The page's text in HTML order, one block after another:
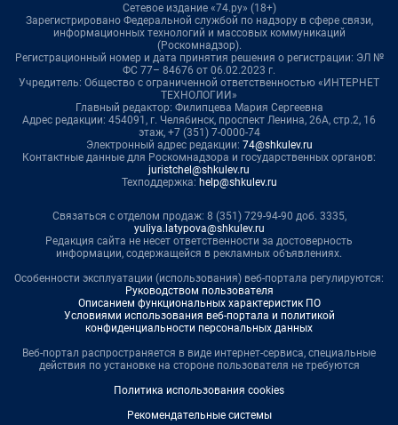
Сетевое издание «74.ру» (18+)
Зарегистрировано Федеральной службой по надзору в сфере связи,
информационных технологий и массовых коммуникаций
(Роскомнадзор).
Регистрационный номер и дата принятия решения о регистрации: ЭЛ №
ФС 77– 84676 от 06.02.2023 г.
Учредитель: Общество с ограниченной ответственностью «ИНТЕРНЕТ
ТЕХНОЛОГИИ»
Главный редактор: Филипцева Мария Сергеевна
Адрес редакции: 454091, г. Челябинск, проспект Ленина, 26А, стр.2, 16
этаж, +7 (351) 7-0000-74
Электронный адрес редакции: 74@shkulev.ru
Контактные данные для Роскомнадзора и государственных органов:
juristchel@shkulev.ru
Техподдержка: help@shkulev.ru
Связаться с отделом продаж: 8 (351) 729-94-90 доб. 3335,
yuliya.latypova@shkulev.ru
Редакция сайта не несет ответственности за достоверность
информации, содержащейся в рекламных объявлениях.
Особенности эксплуатации (использования) веб-портала регулируются:
Руководством пользователя
Описанием функциональных характеристик ПО
Условиями использования веб-портала и политикой
конфиденциальности персональных данных
Веб-портал распространяется в виде интернет-сервиса, специальные
действия по установке на стороне пользователя не требуются
Политика использования cookies
Рекомендательные системы